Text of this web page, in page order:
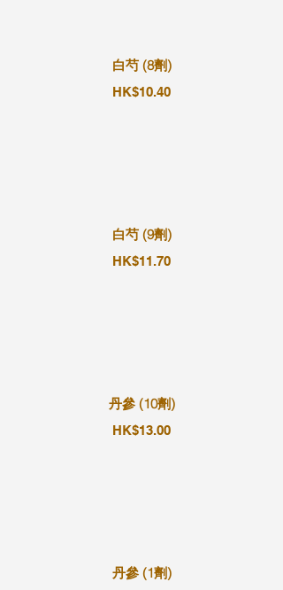
白芍 (8劑)
HK$10.40
白芍 (9劑)
HK$11.70
丹參 (10劑)
HK$13.00
丹參 (1劑)